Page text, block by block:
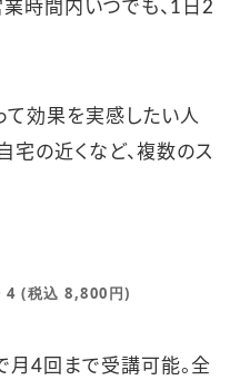
時間内いつでも、1日2
て効果を実感したい人
宅の近くなど、複数のス
4 (税込 8,800円)
4回まで受講可能。全